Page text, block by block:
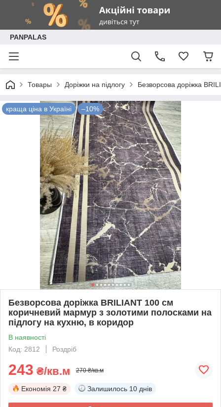
PANPALAS
Товары Доріжки на підлогу Безворсова доріжка
краща ціна в Україні –10%
Безворсова доріжка BRILIANT 100 см
коричневий мармур з золотими полосками на
підлогу на кухню, в коридор
В наявності
Код: 2812
Роздріб
243 ₴/кв.м 270 ₴/кв.м
Економія 27 ₴ Залишилось 10 днів